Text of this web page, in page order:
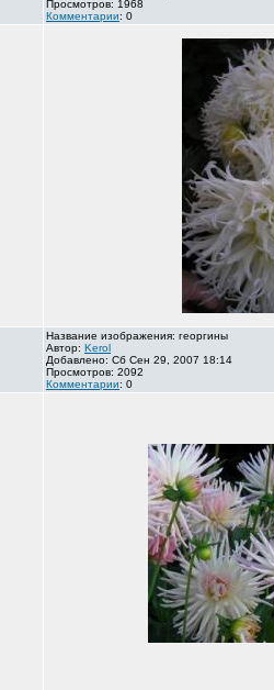
Просмотров: 1968
Комментарии: 0
Название изображения: георгины
Автор: Kerol
Добавлено: Сб Сен 29, 2007 18:14
Просмотров: 2092
Комментарии: 0